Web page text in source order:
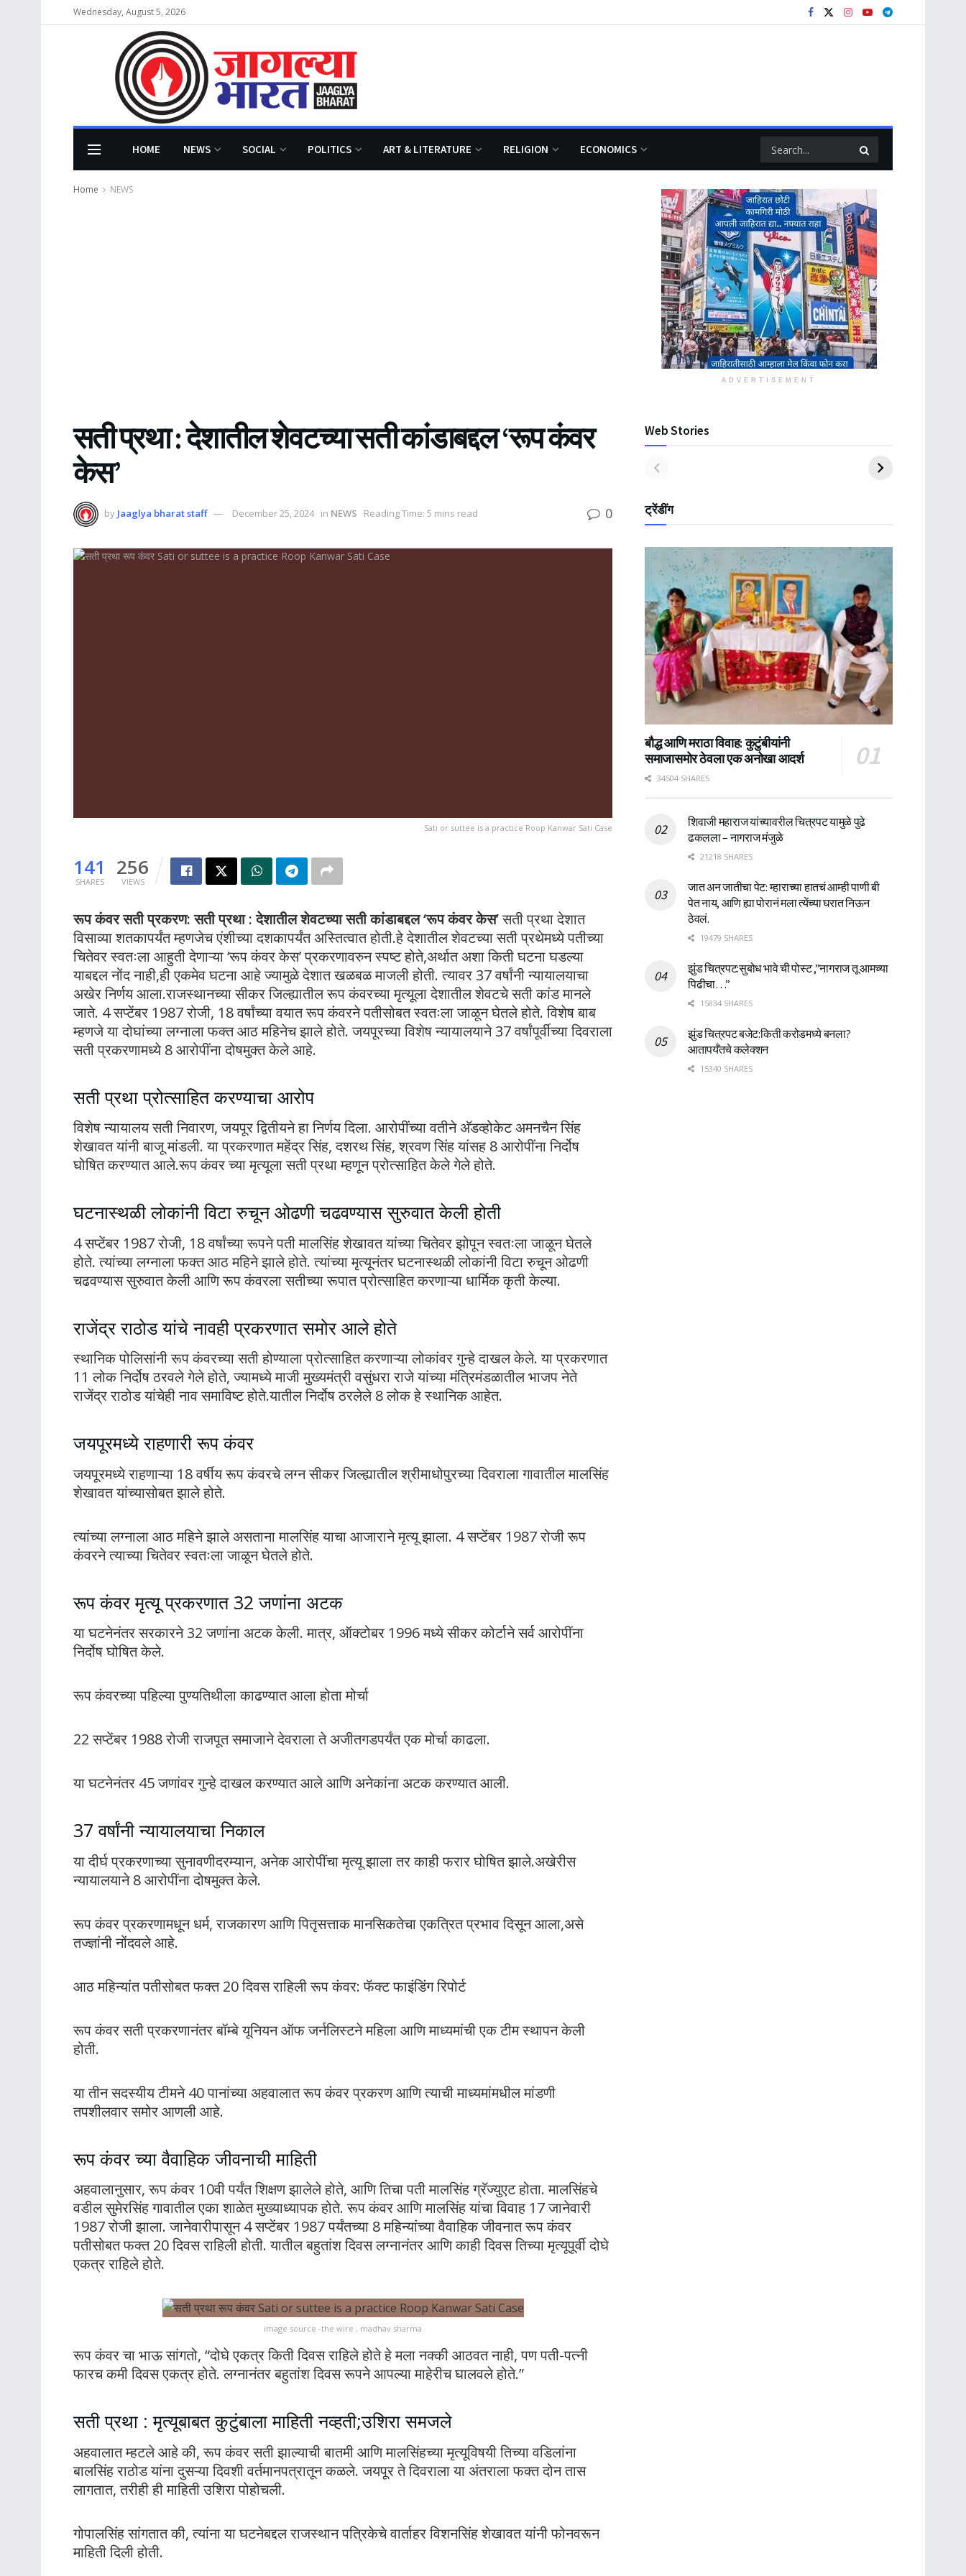
Wednesday, August 5, 2026
HOME NEWS SOCIAL POLITICS ART & LITERATURE RELIGION ECONOMICS
Home NEWS
सती प्रथा : देशातील शेवटच्या सती कांडाबद्दल ‘रूप कंवर
केस’
by Jaaglya bharat staff December 25, 2024 in NEWS Reading Time: 5 mins read 0
Sati or suttee is a practice Roop Kanwar Sati Case
141
SHARES
256
VIEWS
रूप कंवर सती प्रकरण: सती प्रथा : देशातील शेवटच्या सती कांडाबद्दल ‘रूप कंवर केस’सती प्रथा देशात
विसाव्या शतकापर्यंत म्हणजेच एंशीच्या दशकापर्यंत अस्तित्वात होती.हे देशातील शेवटच्या सती प्रथेमध्ये पतीच्या
चितेवर स्वतःला आहुती देणाऱ्या ‘रूप कंवर केस’ प्रकरणावरुन स्पष्ट होते,अर्थात अशा किती घटना घडल्या
याबद्दल नोंद नाही,ही एकमेव घटना आहे ज्यामुळे देशात खळबळ माजली होती. त्यावर 37 वर्षांनी न्यायालयाचा
अखेर निर्णय आला.राजस्थानच्या सीकर जिल्ह्यातील रूप कंवरच्या मृत्यूला देशातील शेवटचे सती कांड मानले
जाते. 4 सप्टेंबर 1987 रोजी, 18 वर्षांच्या वयात रूप कंवरने पतीसोबत स्वतःला जाळून घेतले होते. विशेष बाब
म्हणजे या दोघांच्या लग्नाला फक्त आठ महिनेच झाले होते. जयपूरच्या विशेष न्यायालयाने 37 वर्षांपूर्वीच्या दिवराला
सती प्रकरणामध्ये 8 आरोपींना दोषमुक्त केले आहे.
सती प्रथा प्रोत्साहित करण्याचा आरोप
विशेष न्यायालय सती निवारण, जयपूर द्वितीयने हा निर्णय दिला. आरोपींच्या वतीने अ‍ॅडव्होकेट अमनचैन सिंह
शेखावत यांनी बाजू मांडली. या प्रकरणात महेंद्र सिंह, दशरथ सिंह, श्रवण सिंह यांसह 8 आरोपींना निर्दोष
घोषित करण्यात आले.रूप कंवर च्या मृत्यूला सती प्रथा म्हणून प्रोत्साहित केले गेले होते.
घटनास्थळी लोकांनी विटा रुचून ओढणी चढवण्यास सुरुवात केली होती
4 सप्टेंबर 1987 रोजी, 18 वर्षांच्या रूपने पती मालसिंह शेखावत यांच्या चितेवर झोपून स्वतःला जाळून घेतले
होते. त्यांच्या लग्नाला फक्त आठ महिने झाले होते. त्यांच्या मृत्यूनंतर घटनास्थळी लोकांनी विटा रुचून ओढणी
चढवण्यास सुरुवात केली आणि रूप कंवरला सतीच्या रूपात प्रोत्साहित करणाऱ्या धार्मिक कृती केल्या.
राजेंद्र राठोड यांचे नावही प्रकरणात समोर आले होते
स्थानिक पोलिसांनी रूप कंवरच्या सती होण्याला प्रोत्साहित करणाऱ्या लोकांवर गुन्हे दाखल केले. या प्रकरणात
11 लोक निर्दोष ठरवले गेले होते, ज्यामध्ये माजी मुख्यमंत्री वसुंधरा राजे यांच्या मंत्रिमंडळातील भाजप नेते
राजेंद्र राठोड यांचेही नाव समाविष्ट होते.यातील निर्दोष ठरलेले 8 लोक हे स्थानिक आहेत.
जयपूरमध्ये राहणारी रूप कंवर
जयपूरमध्ये राहणाऱ्या 18 वर्षीय रूप कंवरचे लग्न सीकर जिल्ह्यातील श्रीमाधोपुरच्या दिवराला गावातील मालसिंह
शेखावत यांच्यासोबत झाले होते.
त्यांच्या लग्नाला आठ महिने झाले असताना मालसिंह याचा आजाराने मृत्यू झाला. 4 सप्टेंबर 1987 रोजी रूप
कंवरने त्याच्या चितेवर स्वतःला जाळून घेतले होते.
रूप कंवर मृत्यू प्रकरणात 32 जणांना अटक
या घटनेनंतर सरकारने 32 जणांना अटक केली. मात्र, ऑक्टोबर 1996 मध्ये सीकर कोर्टाने सर्व आरोपींना
निर्दोष घोषित केले.
रूप कंवरच्या पहिल्या पुण्यतिथीला काढण्यात आला होता मोर्चा
22 सप्टेंबर 1988 रोजी राजपूत समाजाने देवराला ते अजीतगडपर्यंत एक मोर्चा काढला.
या घटनेनंतर 45 जणांवर गुन्हे दाखल करण्यात आले आणि अनेकांना अटक करण्यात आली.
37 वर्षांनी न्यायालयाचा निकाल
या दीर्घ प्रकरणाच्या सुनावणीदरम्यान, अनेक आरोपींचा मृत्यू झाला तर काही फरार घोषित झाले.अखेरीस
न्यायालयाने 8 आरोपींना दोषमुक्त केले.
रूप कंवर प्रकरणामधून धर्म, राजकारण आणि पितृसत्ताक मानसिकतेचा एकत्रित प्रभाव दिसून आला,असे
तज्ज्ञांनी नोंदवले आहे.
आठ महिन्यांत पतीसोबत फक्त 20 दिवस राहिली रूप कंवर: फॅक्ट फाइंडिंग रिपोर्ट
रूप कंवर सती प्रकरणानंतर बॉम्बे यूनियन ऑफ जर्नलिस्टने महिला आणि माध्यमांची एक टीम स्थापन केली
होती.
या तीन सदस्यीय टीमने 40 पानांच्या अहवालात रूप कंवर प्रकरण आणि त्याची माध्यमांमधील मांडणी
तपशीलवार समोर आणली आहे.
रूप कंवर च्या वैवाहिक जीवनाची माहिती
अहवालानुसार, रूप कंवर 10वी पर्यंत शिक्षण झालेले होते, आणि तिचा पती मालसिंह ग्रॅज्युएट होता. मालसिंहचे
वडील सुमेरसिंह गावातील एका शाळेत मुख्याध्यापक होते. रूप कंवर आणि मालसिंह यांचा विवाह 17 जानेवारी
1987 रोजी झाला. जानेवारीपासून 4 सप्टेंबर 1987 पर्यंतच्या 8 महिन्यांच्या वैवाहिक जीवनात रूप कंवर
पतीसोबत फक्त 20 दिवस राहिली होती. यातील बहुतांश दिवस लग्नानंतर आणि काही दिवस तिच्या मृत्यूपूर्वी दोघे
एकत्र राहिले होते.
image source -the wire , madhav sharma
रूप कंवर चा भाऊ सांगतो, “दोघे एकत्र किती दिवस राहिले होते हे मला नक्की आठवत नाही, पण पती-पत्नी
फारच कमी दिवस एकत्र होते. लग्नानंतर बहुतांश दिवस रूपने आपल्या माहेरीच घालवले होते.”
सती प्रथा : मृत्यूबाबत कुटुंबाला माहिती नव्हती;उशिरा समजले
अहवालात म्हटले आहे की, रूप कंवर सती झाल्याची बातमी आणि मालसिंहच्या मृत्यूविषयी तिच्या वडिलांना
बालसिंह राठोड यांना दुसऱ्या दिवशी वर्तमानपत्रातून कळले. जयपूर ते दिवराला या अंतराला फक्त दोन तास
लागतात, तरीही ही माहिती उशिरा पोहोचली.
गोपालसिंह सांगतात की, त्यांना या घटनेबद्दल राजस्थान पत्रिकेचे वार्ताहर विशनसिंह शेखावत यांनी फोनवरून
माहिती दिली होती.
ADVERTISEMENT
Web Stories
ट्रेंडींग
बौद्ध आणि मराठा विवाह: कुटुंबीयांनी
समाजासमोर ठेवला एक अनोखा आदर्श
34504 SHARES
शिवाजी महाराज यांच्यावरील चित्रपट यामुळे पुढे
ढकलला – नागराज मंजुळे
21218 SHARES
जात अन जातीचा पेट: म्हाराच्या हातचं आम्ही पाणी बी
पेत नाय, आणि ह्या पोरानं मला त्येंच्या घरात निऊन
ठेवलं.
19479 SHARES
झुंड चित्रपट:सुबोध भावे ची पोस्ट ,”नागराज तू आमच्या
पिढीचा…”
15834 SHARES
झुंड चित्रपट बजेट:किती करोडमध्ये बनला?
आतापर्यँतचे कलेक्शन
15340 SHARES